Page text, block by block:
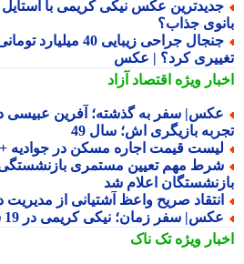
عکس نیکی کریمی با استایل
جذاب؟
جنجال جراحی زیبایی 40
کرد؟ | عکس
ویژهاقتصاد آزاد
بازیگری اش؛ سال 49
قیمت اجاره مسکن در جوادیه + جدول
مهم تعیین مستمری بازنشستگی /
اعلام شد
صریح واعظ آشتیانی از مدیریت در
سفر زمان؛ نیکی کریمی در 19 سالگی با لباس عروس
ویژهتک ناک